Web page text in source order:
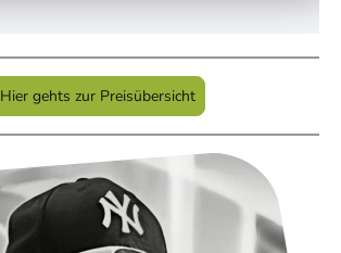
Hier gehts zur Preisübersicht